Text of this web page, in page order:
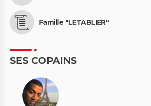
Famille "LETABLIER"
SES COPAINS